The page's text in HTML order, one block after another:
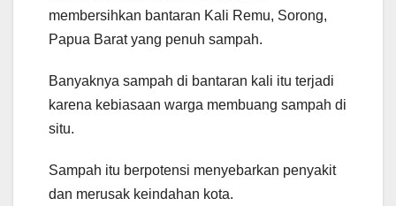
membersihkan bantaran Kali Remu, Sorong,
Papua Barat yang penuh sampah.
Banyaknya sampah di bantaran kali itu terjadi
karena kebiasaan warga membuang sampah di
situ.
Sampah itu berpotensi menyebarkan penyakit
dan merusak keindahan kota.